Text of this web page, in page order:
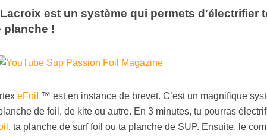
est un système qui permets d'électrifier
planche !
eFoi l ™ est en instance de brevet. C’est un magnifique
de foil, de kite ou autre. En 3 minutes, tu pourras
, ta planche de surf foil ou ta planche de SUP. Ensuite, le